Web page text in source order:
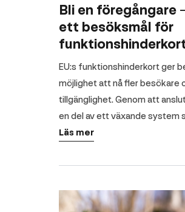
Bli en föregångare
ett besöksmål för
EU:s funktionshinderkort ger
möjlighet att nå fler besökare
tillgänglighet. Genom att
en del av ett växande system
Läs mer